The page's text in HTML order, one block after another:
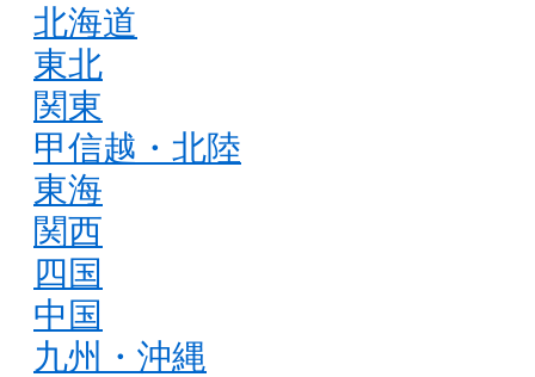
北海道
東北
関東
甲信越・北陸
東海
関西
四国
中国
九州・沖縄